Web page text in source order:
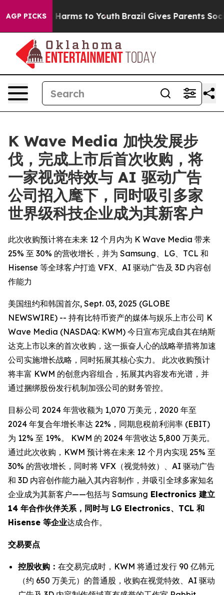
AGP PICKS
Abate Harms to Youth Brazil Gives Parents Social
K Wave Media 加快发展步
伐，完成上市后首次收购，将
一家视觉特效与 AI 驱动广告
公司招入麾下，同时吸引多家
世界级科技企业成为其新客户
此次收购预计将在未来 12 个月内为 K Wave Media 带来
25% 至 30% 的营收增长，并为 Samsung、LG、TCL 和
Hisense 等全球客户打造 VFX、AI 驱动广告及 3D 内容创
作能力
美国纽约和韩国首尔, Sept. 03, 2025 (GLOBE
NEWSWIRE) -- 持有比特币资产的媒体与娱乐上市公司 K
Wave Media (NASDAQ: KWM) 今日宣布完成自其在纳斯
达克上市以来的首次收购，这一振奋人心的战略举措将加速
公司实施增长战略，同时拓展其核心实力。 此次收购预计
将丰富 KWM 的创意内容组合，拓展其内容发布光谱，并
通过捆绑股份发行机制加强公司的财务管控。
目标公司 2024 年营收额为 1,070 万美元，2020 年至
2024 年复合年增长率达 22%，同期息税前利润率 (EBIT)
为 12% 至 19%。 KWM 的 2024 年营收达 5,800 万美元。
通过此次收购，KWM 预计将在未来 12 个月内实现 25% 至
30% 的营收增长，同时将 VFX（视觉特效）、AI 驱动广告
和 3D 内容创作能力融入其内容制作，并吸引全球多家知名
企业成为其新客户——包括与 Samsung Electronics 建立
14 年合作伙伴关系，同时与 LG Electronics、TCL 和
Hisense 等企业达成合作。
交易要点
控股收购： 在交易完成时，KWM 将通过发行 90 亿韩元
（约 650 万美元）的普通股，收购在视觉特效、AI 驱动